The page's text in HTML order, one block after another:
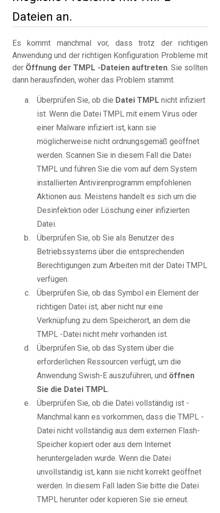
Dateien an.
Es kommt manchmal vor, dass trotz der richtigen
Anwendung und der richtigen Konfiguration Probleme mit
der Öffnung der TMPL -Dateien auftreten. Sie sollten
dann herausfinden, woher das Problem stammt.
Überprüfen Sie, ob die Datei TMPL nicht infiziert
ist. Wenn die Datei TMPL mit einem Virus oder
einer Malware infiziert ist, kann sie
möglicherweise nicht ordnungsgemäß geöffnet
werden. Scannen Sie in diesem Fall die Datei
TMPL und führen Sie die vom auf dem System
installierten Antivirenprogramm empfohlenen
Aktionen aus. Meistens handelt es sich um die
Desinfektion oder Löschung einer infizierten
Datei.
Überprüfen Sie, ob Sie als Benutzer des
Betriebssystems über die entsprechenden
Berechtigungen zum Arbeiten mit der Datei TMPL
verfügen.
Überprüfen Sie, ob das Symbol ein Element der
richtigen Datei ist, aber nicht nur eine
Verknüpfung zu dem Speicherort, an dem die
TMPL -Datei nicht mehr vorhanden ist.
Überprüfen Sie, ob das System über die
erforderlichen Ressourcen verfügt, um die
Anwendung Swish-E auszuführen, und öffnen
Sie die Datei TMPL.
Überprüfen Sie, ob die Datei vollständig ist -
Manchmal kann es vorkommen, dass die TMPL -
Datei nicht vollständig aus dem externen Flash-
Speicher kopiert oder aus dem Internet
heruntergeladen wurde. Wenn die Datei
unvollständig ist, kann sie nicht korrekt geöffnet
werden. In diesem Fall laden Sie bitte die Datei
TMPL herunter oder kopieren Sie sie erneut.